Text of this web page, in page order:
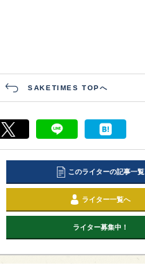
SAKETIMES TOPへ
このライターの記事一覧
ライター一覧へ
ライター募集中！